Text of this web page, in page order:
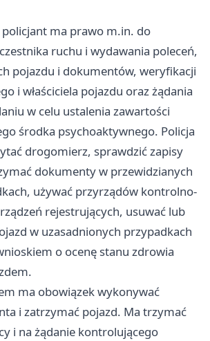
ma prawo m.in. do
ruchu i wydawania poleceń,
pojazdu i dokumentów, weryfikacji
i właściciela pojazdu oraz żądania
w celu ustalenia zawartości
środka psychoaktywnego. Policja
drogomierz, sprawdzić zapisy
dokumenty w przewidzianych
używać przyrządów kontrolno-
rejestrujących, usuwać lub
w uzasadnionych przypadkach
o ocenę stanu zdrowia
ma obowiązek wykonywać
i zatrzymać pojazd. Ma trzymać
i na żądanie kontrolującego